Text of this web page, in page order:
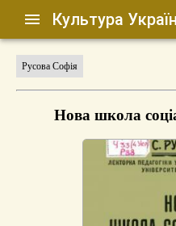
Культура
Русова Софія
Нова школа